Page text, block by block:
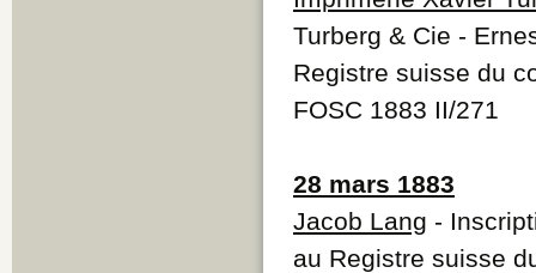
Turberg & Cie -
Registre suisse du
FOSC 1883 II/271
28 mars 1883
Jacob Lang -
au Registre suisse